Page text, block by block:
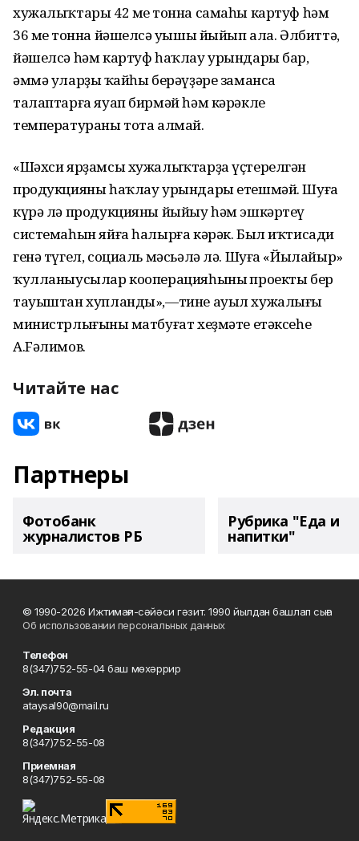
хужалыҡтары 42 мең тонна самаһы картуф һәм
36 мең тонна йәшелсә уңышы йыйып ала. Әлбиттә,
йәшелсә һәм картуф һаҡлау урындары бар,
әммә уларҙың ҡайһы берәүҙәре заманса
талаптарға яуап бирмәй һәм кәрәкле
температураны тота алмай.
«Шәхси ярҙамсы хужалыҡтарҙа үҫтерелгән
продукцияны һаҡлау урындары етешмәй. Шуға
күрә лә продукцияны йыйыу һәм эшкәртеү
системаһын яйға һалырға кәрәк. Был иҡтисади
генә түгел, социаль мәсьәлә лә. Шуға «Йылайыр»
ҡулланыусылар кооперацияһының проекты бер
тауыштан хупланды»,—тине ауыл хужалығы
министрлығының матбуғат хеҙмәте етәксеһе
А.Fәлимов.
Читайте нас
Партнеры
Фотобанк
журналистов РБ
Рубрика "Еда и
напитки"
© 1990-2026 Ижтимағи-сәйәси гәзит. 1990 йылдан башлап сыға
Об использовании персональных данных
Телефон
8(347)752-55-04 баш мөхәррир
Эл. почта
ataysal90@mail.ru
Редакция
8(347)752-55-08
Приемная
8(347)752-55-08